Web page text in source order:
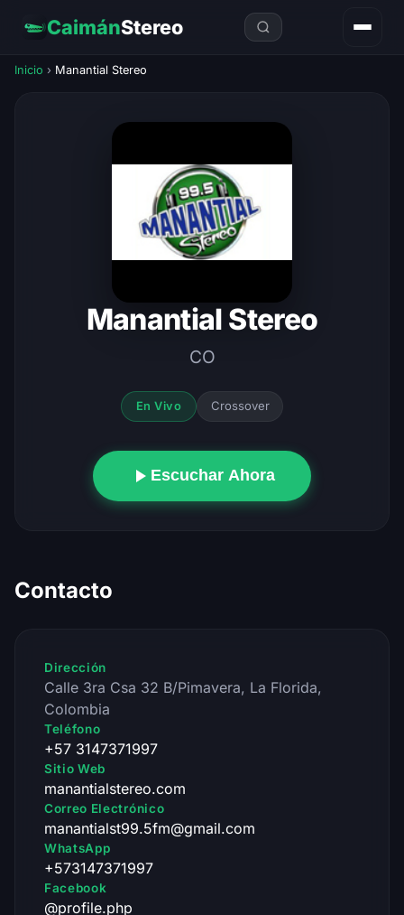
CaimánStereo
Inicio › Manantial Stereo
Manantial Stereo
CO
En Vivo Crossover
Escuchar Ahora
Contacto
Dirección
Calle 3ra Csa 32 B/Pimavera, La Florida,
Colombia
Teléfono
+57 3147371997
Sitio Web
manantialstereo.com
Correo Electrónico
manantialst99.5fm@gmail.com
WhatsApp
+573147371997
Facebook
@profile.php